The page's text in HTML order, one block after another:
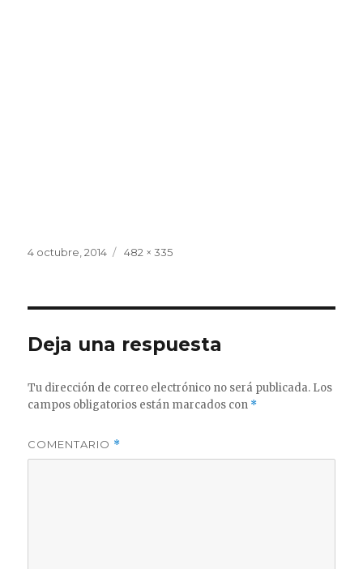
Publicado
4 octubre, 2014
Tamaño
482 × 335
Deja una respuesta
Tu dirección de correo electrónico no será publicada. Los
campos obligatorios están marcados con *
COMENTARIO *